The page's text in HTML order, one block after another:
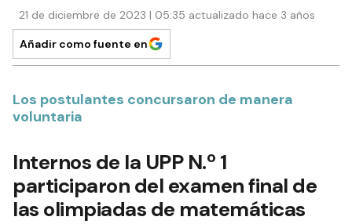
21 de diciembre de 2023 | 05:35 actualizado hace 3 años
Añadir como fuente en
Los postulantes concursaron de manera
voluntaria
Internos de la UPP N.º 1
participaron del examen final de
las olimpiadas de matemáticas